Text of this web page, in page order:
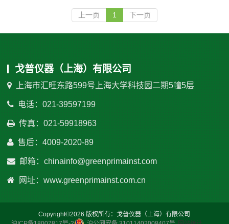
上一页 1 下一页
戈普仪器（上海）有限公司
上海市汇旺东路599号上海大学科技园二期5幢5层
电话：021-39597199
传真：021-59918963
售后：4009-2020-89
邮箱：chinainfo@greenprimainst.com
网址：www.greenprimainst.com.cn
Copyright©2026 版权所有：戈普仪器（上海）有限公司